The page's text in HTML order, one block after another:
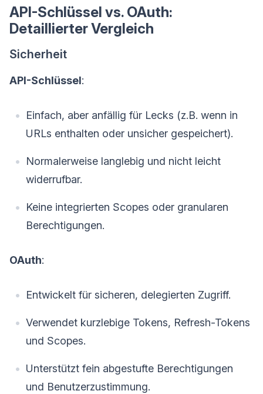
API-Schlüssel vs. OAuth:
Detaillierter Vergleich
Sicherheit
API-Schlüssel:
Einfach, aber anfällig für Lecks (z.B. wenn in
URLs enthalten oder unsicher gespeichert).
Normalerweise langlebig und nicht leicht
widerrufbar.
Keine integrierten Scopes oder granularen
Berechtigungen.
OAuth:
Entwickelt für sicheren, delegierten Zugriff.
Verwendet kurzlebige Tokens, Refresh-Tokens
und Scopes.
Unterstützt fein abgestufte Berechtigungen
und Benutzerzustimmung.